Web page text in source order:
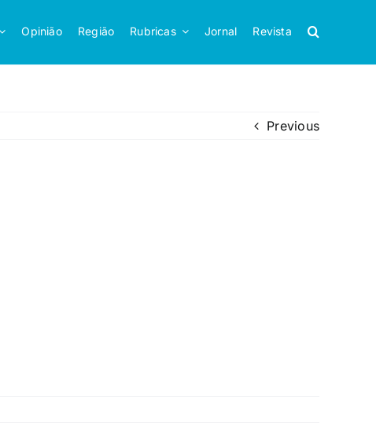
Opinião Região Rubricas Jornal Revista
Previous